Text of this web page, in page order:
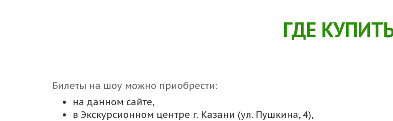
ГДЕ
Билеты на шоу можно приобрести:
на данном сайте,
в Экскурсионном центре г. Казани (ул. Пушкина, 4),